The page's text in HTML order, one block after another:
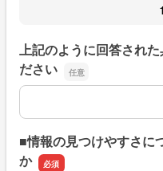
上記のように回答され
ださい
上記のように回答され
■情報の見つけやすさに
か